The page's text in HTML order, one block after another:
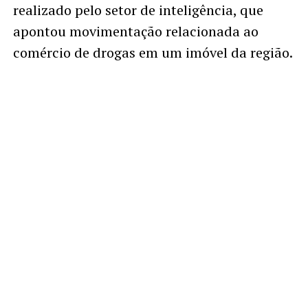
realizado pelo setor de inteligência, que
apontou movimentação relacionada ao
comércio de drogas em um imóvel da região.